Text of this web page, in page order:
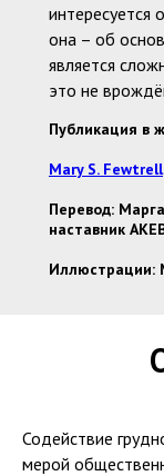
интересуется
она – об
является
это не
Публикация в
Mary S. Fewtrell
Перевод:
наставник
Иллюстрации:
Содействие
мерой